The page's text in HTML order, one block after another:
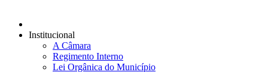
Institucional
A Câmara
Regimento Interno
Lei Orgânica do Município